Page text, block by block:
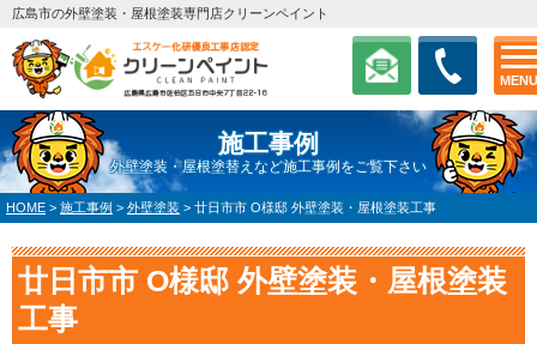
MENU
広島市の外壁塗装・屋根塗装専門店クリーンペイント
施工事例
外壁塗装・屋根塗替えなど施工事例をご覧下さい
HOME > 施工事例 > 外壁塗装 > 廿日市市 O様邸 外壁塗装・屋根塗装工事
廿日市市 O様邸 外壁塗装・屋根塗装
工事